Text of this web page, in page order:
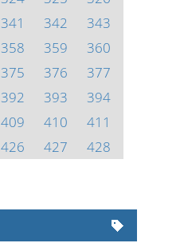
341 342
343
358 359
360
375 376
377
392 393
394
409 410
411
426 427
428